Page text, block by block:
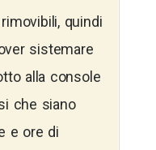
quindi
sistemare
alla console
che siano
e ore di